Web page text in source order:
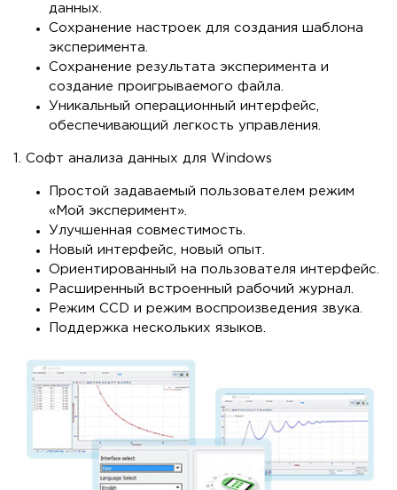
данных.
Сохранение настроек для создания шаблона
эксперимента.
Сохранение результата эксперимента и
создание проигрываемого файла.
Уникальный операционный интерфейс,
обеспечивающий легкость управления.
1. Софт анализа данных для Windows
Простой задаваемый пользователем режим
«Мой эксперимент».
Улучшенная совместимость.
Новый интерфейс, новый опыт.
Ориентированный на пользователя интерфейс.
Расширенный встроенный рабочий журнал.
Режим CCD и режим воспроизведения звука.
Поддержка нескольких языков.